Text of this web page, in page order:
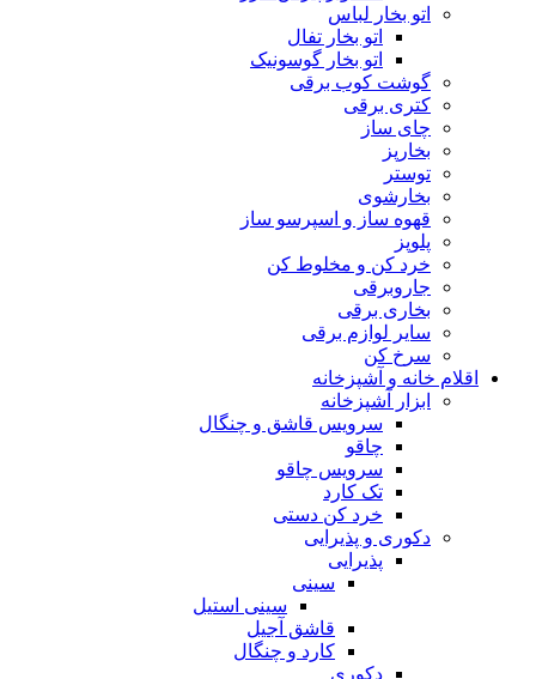
اتو بخار لباس
اتو بخار تفال
اتو بخار گوسونیک
گوشت کوب برقی
کتری برقی
چای ساز
بخارپز
توستر
بخارشوی
قهوه ساز و اسپرسو ساز
پلوپز
خرد کن و مخلوط کن
جاروبرقی
بخاری برقی
سایر لوازم برقی
سرخ کن
اقلام خانه و آشپزخانه
ابزار آشپزخانه
سرویس قاشق و چنگال
چاقو
سرویس چاقو
تک کارد
خرد کن دستی
دکوری و پذیرایی
پذیرایی
سینی
سینی استیل
قاشق آجیل
کارد و چنگال
دکوری